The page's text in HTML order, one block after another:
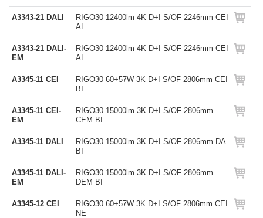
A3343-21 DALI
RIGO30 12400lm 4K D+I S/OF 2246mm CEI
AL
A3343-21 DALI-
EM
RIGO30 12400lm 4K D+I S/OF 2246mm CEI
AL
A3345-11 CEI
RIGO30 60+57W 3K D+I S/OF 2806mm CEI
BI
A3345-11 CEI-
EM
RIGO30 15000lm 3K D+I S/OF 2806mm
CEM BI
A3345-11 DALI
RIGO30 15000lm 3K D+I S/OF 2806mm DA
BI
A3345-11 DALI-
EM
RIGO30 15000lm 3K D+I S/OF 2806mm
DEM BI
A3345-12 CEI
RIGO30 60+57W 3K D+I S/OF 2806mm CEI
NE